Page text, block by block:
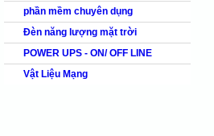
phần mềm chuyên dụng
Đèn năng lượng mặt trời
POWER UPS - ON/ OFF LINE
Vật Liệu Mạng